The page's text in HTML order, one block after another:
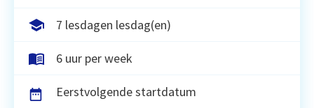
7 lesdagen lesdag(en)
6 uur per week
Eerstvolgende startdatum